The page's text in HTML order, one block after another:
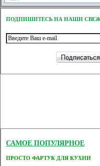
ПОДПИШИТЕСЬ НА НАШИ
САМОЕ ПОПУЛЯРНОЕ
ПРОСТО ФАРТУК ДЛЯ КУХНИ